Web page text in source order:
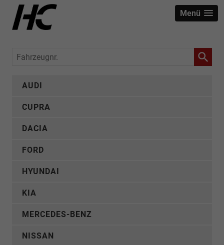
Menü
Fahrzeugnr.
AUDI
CUPRA
DACIA
FORD
HYUNDAI
KIA
MERCEDES-BENZ
NISSAN